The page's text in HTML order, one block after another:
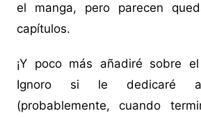
el manga, pero parecen
capítulos.
¡Y poco más añadiré sobre
Ignoro si le dedicaré
(probablemente, cuando